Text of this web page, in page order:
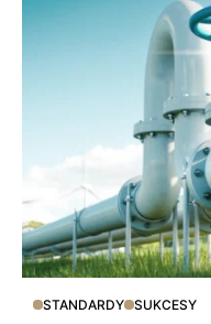
STANDARDY SUKCESY